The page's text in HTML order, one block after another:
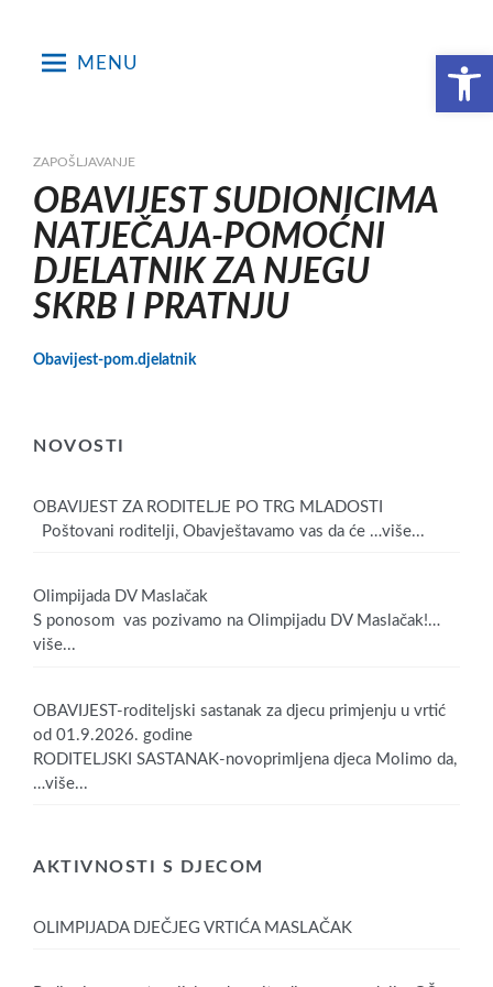
Open toolbar
MENU
ZAPOŠLJAVANJE
OBAVIJEST SUDIONICIMA
NATJEČAJA-POMOĆNI
DJELATNIK ZA NJEGU
SKRB I PRATNJU
Obavijest-pom.djelatnik
NOVOSTI
OBAVIJEST ZA RODITELJE PO TRG MLADOSTI
Poštovani roditelji, Obavještavamo vas da će …više...
Olimpijada DV Maslačak
S ponosom vas pozivamo na Olimpijadu DV Maslačak!…
više...
OBAVIJEST-roditeljski sastanak za djecu primjenju u vrtić
od 01.9.2026. godine
RODITELJSKI SASTANAK-novoprimljena djeca Molimo da,
…više...
AKTIVNOSTI S DJECOM
OLIMPIJADA DJEČJEG VRTIĆA MASLAČAK